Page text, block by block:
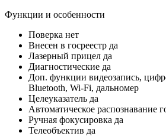
Функции и особенности
Поверка нет
Внесен в госреестр да
Лазерный прицел да
Диагностические да
Доп. функции видеозапись,
Bluetooth, Wi-Fi, дальномер
Целеуказатель да
Автоматическое распознавание
Ручная фокусировка да
Телеобъектив да